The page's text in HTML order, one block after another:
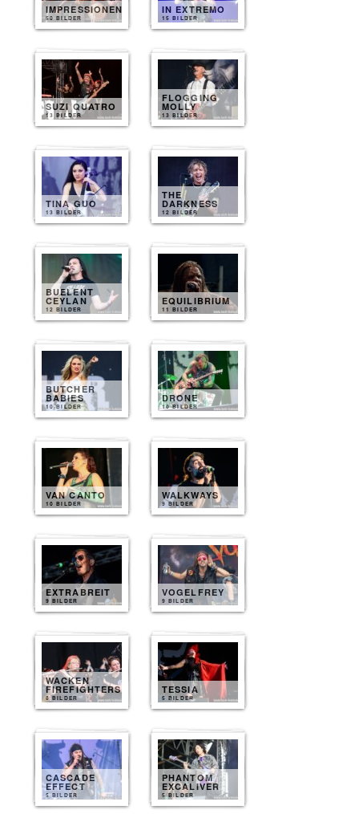
IMPRESSIONEN
50 BILDER
IN EXTREMO
15 BILDER
SUZI QUATRO
13 BILDER
FLOGGING
MOLLY
13 BILDER
TINA GUO
13 BILDER
THE
DARKNESS
12 BILDER
BUELENT
CEYLAN
12 BILDER
EQUILIBRIUM
11 BILDER
BUTCHER
BABIES
10 BILDER
DRONE
10 BILDER
VAN CANTO
10 BILDER
WALKWAYS
9 BILDER
EXTRABREIT
9 BILDER
VOGELFREY
9 BILDER
WACKEN
FIREFIGHTERS
8 BILDER
TESSIA
5 BILDER
CASCADE
EFFECT
5 BILDER
PHANTOM
EXCALIVER
5 BILDER